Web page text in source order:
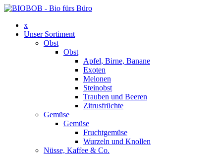
x
Unser Sortiment
Obst
Obst
Apfel, Birne, Banane
Exoten
Melonen
Steinobst
Trauben und Beeren
Zitrusfrüchte
Gemüse
Gemüse
Fruchtgemüse
Wurzeln und Knollen
Nüsse, Kaffee & Co.